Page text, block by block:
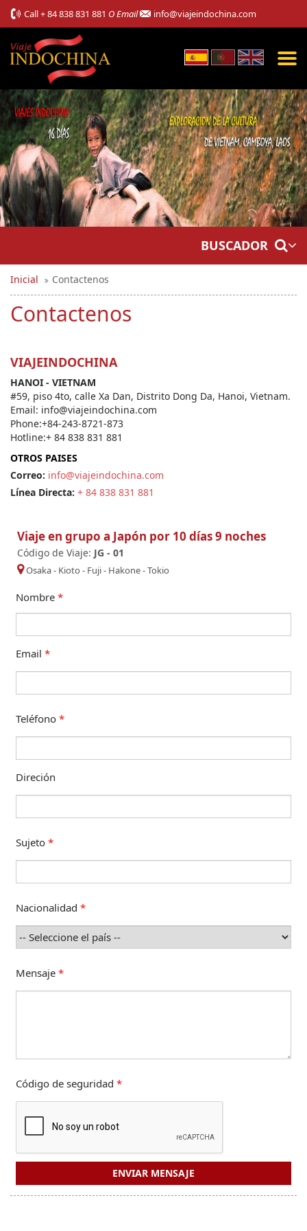
Call+ 84 838 831 881 O Email info@viajeindochina.com
BUSCADOR
Inicial Contactenos
Contactenos
VIAJEINDOCHINA
HANOI - VIETNAM
#59, piso 4to, calle Xa Dan, Distrito Dong Da, Hanoi, Vietnam.
Email: info@viajeindochina.com
Phone:+84-243-8721-873
Hotline:+ 84 838 831 881
OTROS PAISES
Correo: info@viajeindochina.com
Línea Directa: + 84 838 831 881
Viaje en grupo a Japón por 10 días 9 noches
Código de Viaje: JG - 01
Osaka- Kioto - Fuji- Hakone-Tokio
Nombre *
Email *
Teléfono *
Direción
Sujeto *
Nacionalidad *
Mensaje *
Código de seguridad *
ENVIAR MENSAJE